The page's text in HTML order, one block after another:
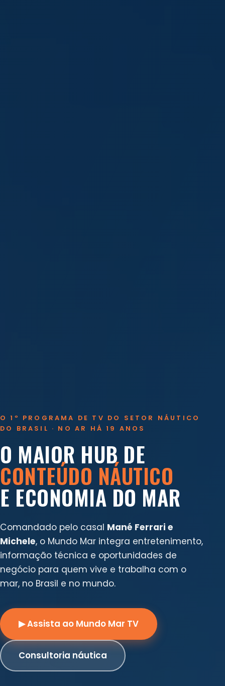
O 1º PROGRAMA DE TV DO SETOR NÁUTICO
DO BRASIL · NO AR HÁ 19 ANOS
O MAIOR HUB DE
CONTEÚDO NÁUTICO
E ECONOMIA DO MAR
Comandado pelo casal Mané Ferrari e
Michele, o Mundo Mar integra entretenimento,
informação técnica e oportunidades de
negócio para quem vive e trabalha com o
mar, no Brasil e no mundo.
▶ Assista ao Mundo Mar TV
Consultoria náutica